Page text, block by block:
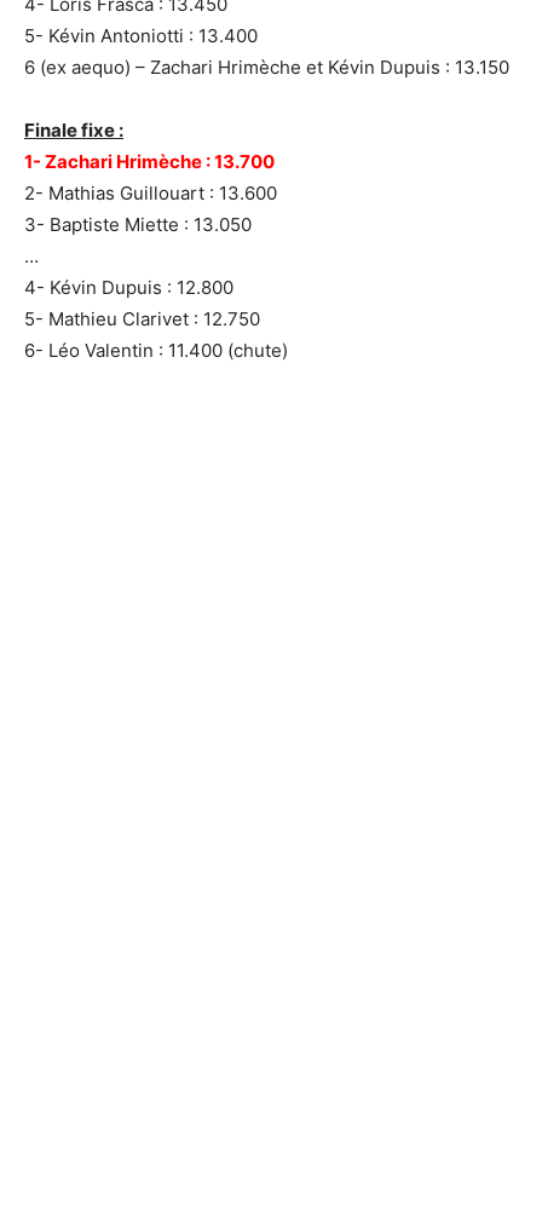
5- Kévin Antoniotti : 13.400
6 (ex aequo) – Zachari Hrimèche et Kévin Dupuis : 13.150
Finale fixe :
1- Zachari Hrimèche : 13.700
2- Mathias Guillouart : 13.600
3- Baptiste Miette : 13.050
…
4- Kévin Dupuis : 12.800
5- Mathieu Clarivet : 12.750
6- Léo Valentin : 11.400 (chute)